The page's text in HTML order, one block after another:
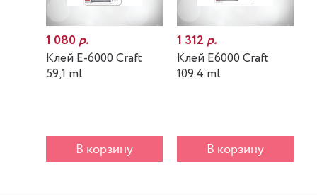
1 080р.
Клей E-6000 Craft
59,1 ml
В корзину
1 312р.
Клей E6000 Craft
109.4 ml
В корзину